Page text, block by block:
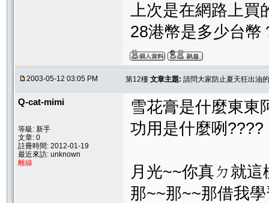
上次是在網路上買
28港幣是多少台幣
2003-05-12 03:05 PM 第12樓 文章主題: 請問大家防止夏天狂出油
Q-cat-mimi
等級: 新手
文章: 0
註冊時間: 2012-01-19
最近來訪: unknown
離線
雪花膏是什麼東東
功用是什麼咧????
月光~~你真ㄉ就
那~~那~~那借我